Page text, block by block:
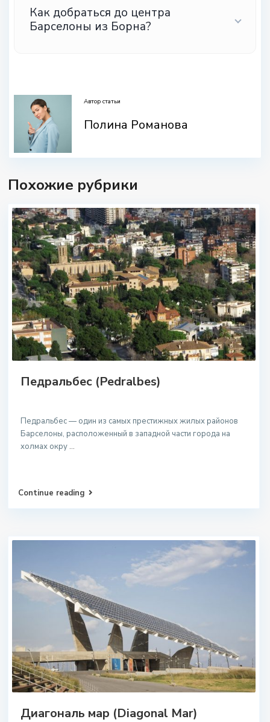
Как добраться до центра
Барселоны из Борна?
Автор статьи
Полина Романова
Похожие рубрики
Педральбес (Pedralbes)
Педральбес — один из самых престижных жилых районов
Барселоны, расположенный в западной части города на
холмах окру ...
Continue reading
Диагональ мар (Diagonal Mar)